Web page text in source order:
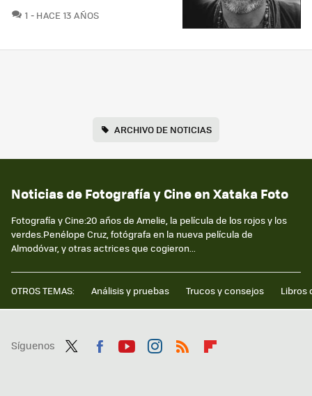
1 COMENTARIOS
HACE 13 AÑOS
ARCHIVO DE NOTICIAS
Noticias de Fotografía y Cine en Xataka Foto
Fotografía y Cine:20 años de Amelie, la película de los rojos y los
verdes.Penélope Cruz, fotógrafa en la nueva película de
Almodóvar, y otras actrices que cogieron...
OTROS TEMAS: Análisis y pruebas Trucos y consejos Libros
Síguenos